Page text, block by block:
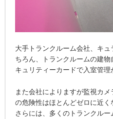
大手トランクルーム会社、キ
ちろん、トランクルームの建
キュリティーカードで入室管理
また会社によりますが監視カ
の危険性はほとんどゼロに近く
さらには、多くのトランクル